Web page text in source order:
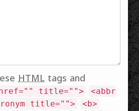
HTML tags and
title="">
<abbr
title="">
<b>